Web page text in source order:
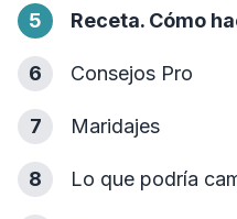
5 Receta. Cómo
6 Consejos Pro
7 Maridajes
8 Lo que podría